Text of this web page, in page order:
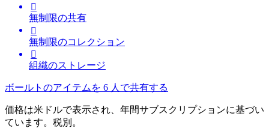

無制限の共有

無制限のコレクション

組織のストレージ
ボールトのアイテムを 6 人で共有する
価格は米ドルで表示され、年間サブスクリプションに基づい
ています。税別。